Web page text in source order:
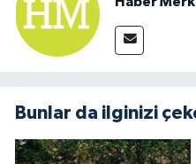
Bunlar da ilginizi